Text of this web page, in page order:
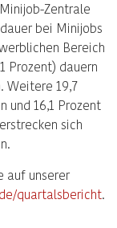
Zentrale
bei Minijobs
Bereich
Prozent) dauern
Weitere 19,7
und 16,1 Prozent
sich
auf unserer
quartalsbericht.